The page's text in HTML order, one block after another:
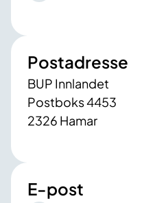
Postadresse
BUP Innlandet
Postboks 4453​
2326 Hamar
E-post